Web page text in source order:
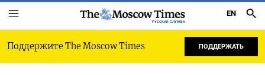
РУССКАЯ СЛУЖБА
EN
Поддержите The Moscow Times ПОДДЕРЖАТЬ